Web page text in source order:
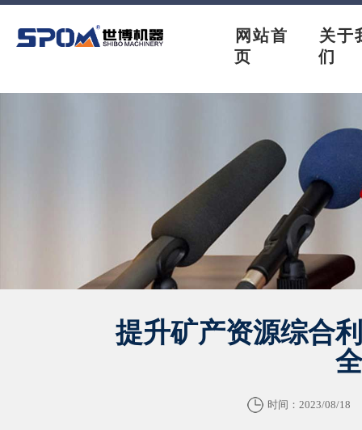
网站首
页
关于
们
提升矿产资源综合
时间：2023/08/18